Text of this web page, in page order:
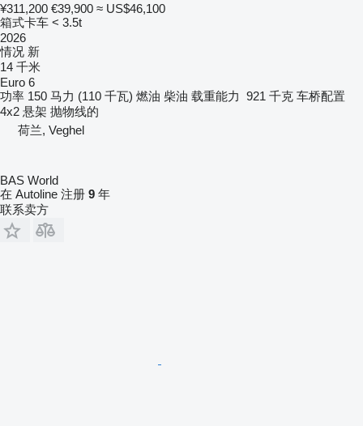
¥311,200 €39,900 ≈ US$46,100
箱式卡车 < 3.5t
2026
情况 新
14 千米
Euro 6
功率 150 马力 (110 千瓦) 燃油 柴油 载重能力 921 千克 车桥配置
4x2 悬架 抛物线的
荷兰, Veghel
BAS World
在 Autoline 注册 9 年
联系卖方